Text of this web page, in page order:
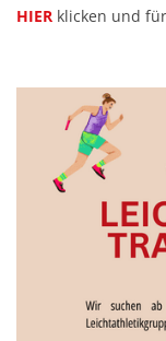
HIER klicken und